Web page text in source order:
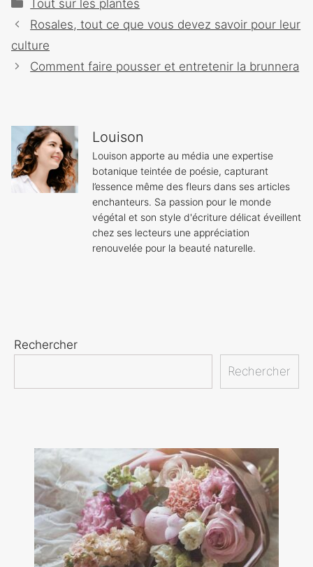
Tout sur les plantes
Navigation
des
Rosales, tout ce que vous devez savoir pour leur
culture
Comment faire pousser et entretenir la brunnera
Louison
Louison apporte au média une expertise
botanique teintée de poésie, capturant
l’essence même des fleurs dans ses articles
enchanteurs. Sa passion pour le monde
végétal et son style d'écriture délicat éveillent
chez ses lecteurs une appréciation
renouvelée pour la beauté naturelle.
Rechercher
Rechercher